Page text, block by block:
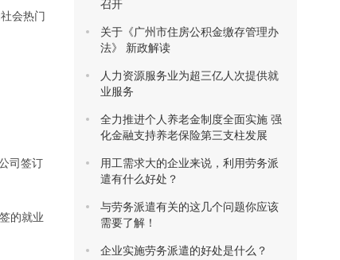
会热门
司签订
的就业
召开
关于《广州市住房公积金缴存管理办
法》 新政解读
人力资源服务业为超三亿人次提供就
业服务
全力推进个人养老金制度全面实施 强
化金融支持养老保险第三支柱发展
用工需求大的企业来说，利用劳务派
遣有什么好处？
与劳务派遣有关的这几个问题你应该
需要了解！
企业实施劳务派遣的好处是什么？